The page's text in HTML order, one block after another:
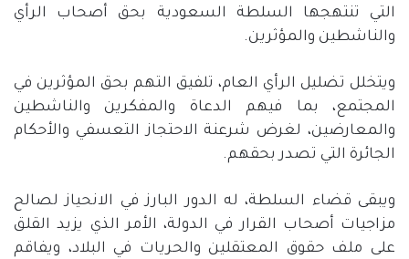
التي تنتهجها السلطة السعودية بحق أصحاب الرأي
والناشطين والمؤثرين.
ويتخلل تضليل الرأي العام، تلفيق التهم بحق المؤثرين في
المجتمع، بما فيهم الدعاة والمفكرين والناشطين
والمعارضين، لغرض شرعنة الاحتجاز التعسفي والأحكام
الجائرة التي تصدر بحقهم.
ويبقى قضاء السلطة، له الدور البارز في الانحياز لصالح
مزاجيات أصحاب القرار في الدولة، الأمر الذي يزيد القلق
على ملف حقوق المعتقلين والحريات في البلاد، ويفاقم